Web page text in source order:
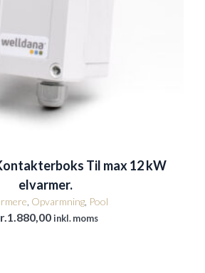
Til max 12 kW
elvarmer.
Opvarmning Pool
1.880,00 inkl. moms